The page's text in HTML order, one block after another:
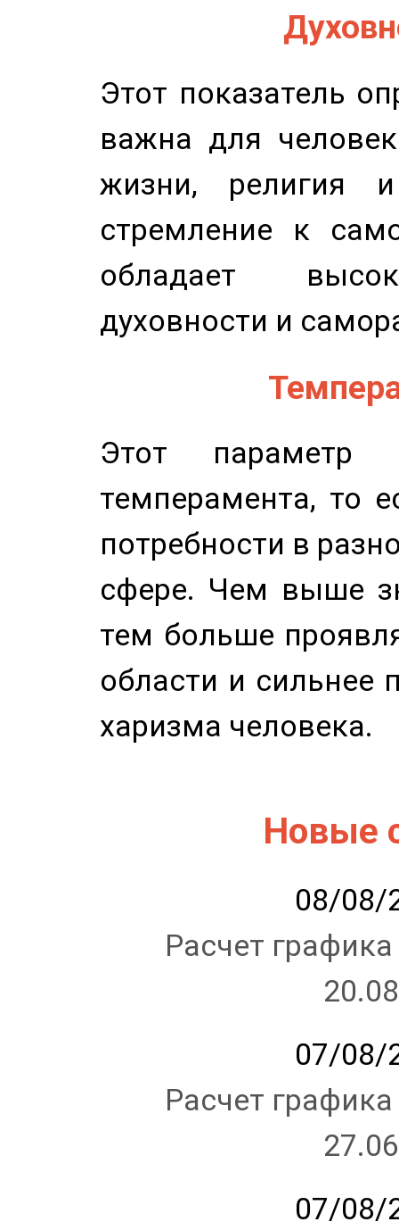
Этот показатель
важна для
жизни, религия
стремление к
обладает
духовности и
Этот параметр
темперамента, то
потребности в
сфере. Чем выше
тем больше
области и сильнее
харизма человека.
Новые
08/08/
Расчет
07/08/
Расчет
07/08/